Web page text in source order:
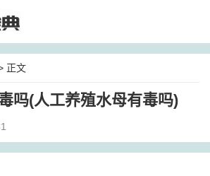
正文
吗(人工养殖水母有毒吗)